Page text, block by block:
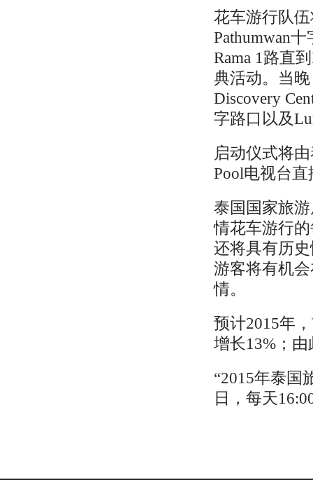
花车游行队
Pathumwan
Rama 1路直
典活动。当
Discovery
字路口以及
启动仪式将
Pool电视台直
泰国国家旅游
情花车游行
还将具有历
游客将有机
情。
预计2015年
增长13%；
“2015年泰国
日，每天